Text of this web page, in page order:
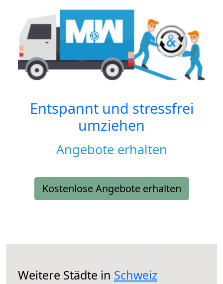
Entspannt und stressfrei
umziehen
Angebote erhalten
Kostenlose Angebote erhalten
Weitere Städte in Schweiz